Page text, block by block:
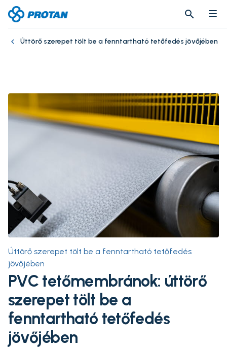
search
search
Úttörő szerepet tölt be a fenntartható tetőfedés jövőjében
Úttörő szerepet tölt be a fenntartható tetőfedés
jövőjében
PVC tetőmembránok: úttörő
szerepet tölt be a
fenntartható tetőfedés
jövőjében